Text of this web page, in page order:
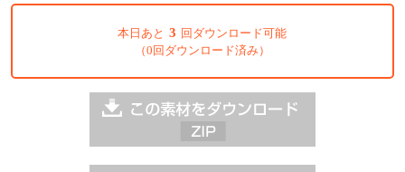
本日あと 3 回ダウンロード可能
（0回ダウンロード済み）